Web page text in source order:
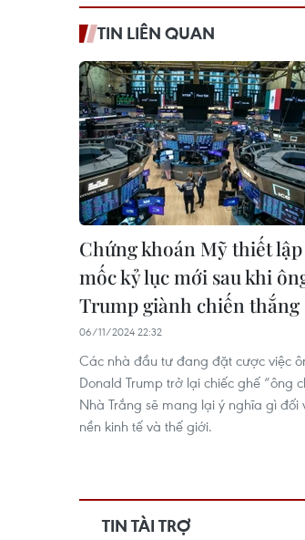
TIN LIÊN QUAN
Chứng khoán Mỹ thiết lập
mốc kỷ lục mới sau khi
Trump giành chiến thắng
06/11/2024 22:32
Các nhà đầu tư đang đặt cược việc
Donald Trump trở lại chiếc ghế “ông
Nhà Trắng sẽ mang lại ý nghĩa gì đối
nền kinh tế và thế giới.